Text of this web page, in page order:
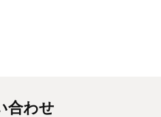
合わせ